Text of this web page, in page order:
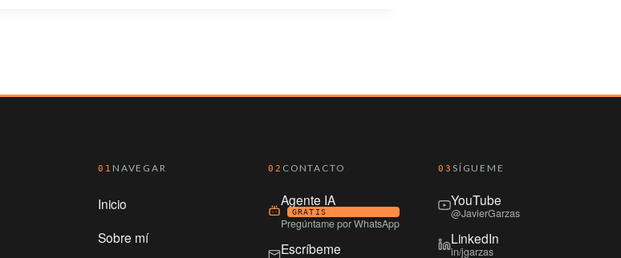
01 NAVEGAR
Inicio
Sobre mí
02 CONTACTO
Agente IA
GRATIS
Pregúntame por WhatsApp
Escríbeme
03 SÍGUEME
YouTube
@JavierGarzas
LinkedIn
in/jgarzas